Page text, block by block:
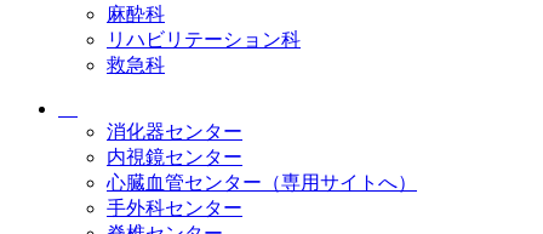
麻酔科
リハビリテーション科
救急科
消化器センター
内視鏡センター
心臓血管センター（専用サイトへ）
手外科センター